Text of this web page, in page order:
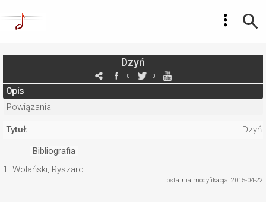
Dzyń
0 0
Opis
Powiązania
Tytuł:
Dzyń
Bibliografia
1. Wolański, Ryszard
ostatnia modyfikacja: 2015-04-22